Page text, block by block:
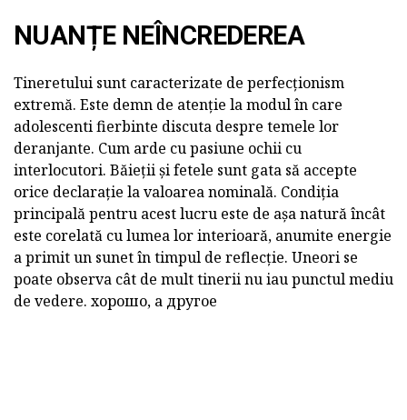
NUANȚE NEÎNCREDEREA
Tineretului sunt caracterizate de perfecționism
extremă. Este demn de atenție la modul în care
adolescenti fierbinte discuta despre temele lor
deranjante. Cum arde cu pasiune ochii cu
interlocutori. Băieții și fetele sunt gata să accepte
orice declarație la valoarea nominală. Condiția
principală pentru acest lucru este de așa natură încât
este corelată cu lumea lor interioară, anumite energie
a primit un sunet în timpul de reflecție. Uneori se
poate observa cât de mult tinerii nu iau punctul mediu
de vedere. хорошо, а другое